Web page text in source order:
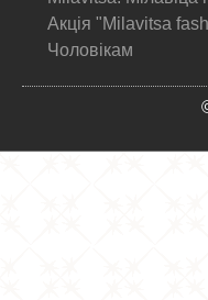
Акція "Milavitsa
Чоловікам